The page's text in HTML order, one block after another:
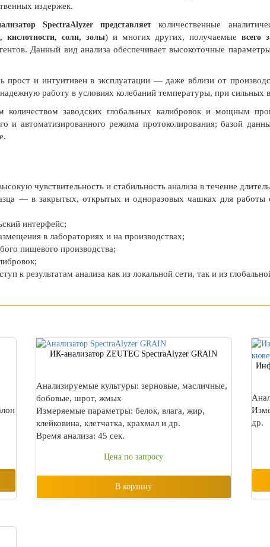
издержек.
SpectraAlyzer представляетколичественные
кислотности, соли, золы) и многих других, получаемыевсего
Данный вид анализа обеспечивает высокоточные
прост и интуитивен в эксплуатации — даже вблизи от
работу в условиях колебаний температуры, при
количеством заводских глобальных калибровок и мощным
автоматизированного режима протоколирования; базой
чувствительность и стабильность анализа в течение
— в закрытых, открытых и одноразовых чашках для
интерфейс;
в лабораториях и на производствах;
пищевого производства;
к результатам анализа как из локальной сети, так и из
ИК-анализатор ZEUTEC SpectraAlyzer GRAIN
Анализируемые культуры: зерновые, масличные,
бобовые, шрот, жмых
Измеряемые параметры: белок, влага, жир,
клейковина, клетчатка, крахмал и др.
Время анализа: 45 сек.
Цена по запросу
В корзину
др.